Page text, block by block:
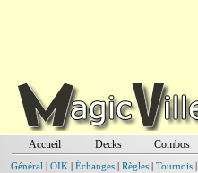
Accueil Decks Combos
Général | OIK | Échanges| Règles| Tournois|